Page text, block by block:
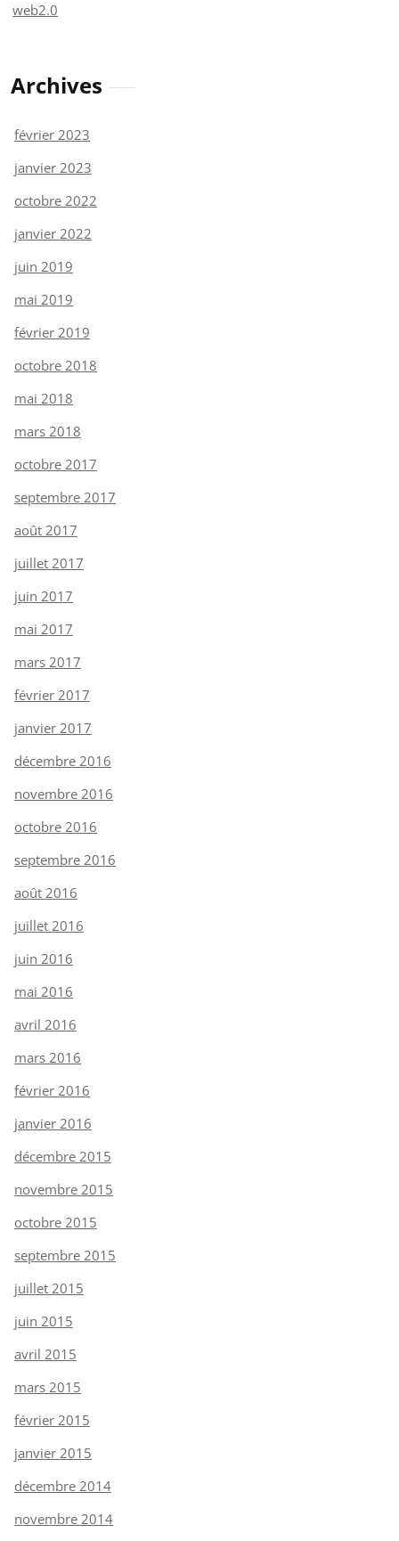
web2.0
Archives
février 2023
janvier 2023
octobre 2022
janvier 2022
juin 2019
mai 2019
février 2019
octobre 2018
mai 2018
mars 2018
octobre 2017
septembre 2017
août 2017
juillet 2017
juin 2017
mai 2017
mars 2017
février 2017
janvier 2017
décembre 2016
novembre 2016
octobre 2016
septembre 2016
août 2016
juillet 2016
juin 2016
mai 2016
avril 2016
mars 2016
février 2016
janvier 2016
décembre 2015
novembre 2015
octobre 2015
septembre 2015
juillet 2015
juin 2015
avril 2015
mars 2015
février 2015
janvier 2015
décembre 2014
novembre 2014